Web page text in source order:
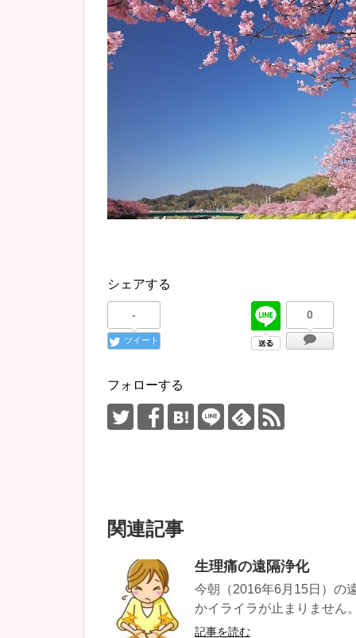
シェアする
-
ツイート
0
フォローする
関連記事
生理痛の遠隔浄化
今朝（2016年6月15日）の
かイライラが止まりません
記事を読む